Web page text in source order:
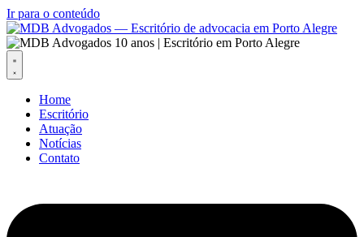
Ir para o conteúdo
Home
Escritório
Atuação
Notícias
Contato